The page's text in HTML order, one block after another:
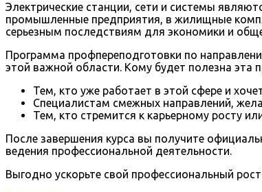
Электрические станции, сети и системы
промышленные предприятия, в жилищные
серьезным последствиям для экономики и
Программа профпереподготовки по
этой важной области. Кому будет полезна эта
Тем, кто уже работает в этой сфере и
Специалистам смежных направлений,
Тем, кто стремится к карьерному росту
После завершения курса вы получите
ведения профессиональной деятельности.
Выгодно ускорьте свой профессиональный